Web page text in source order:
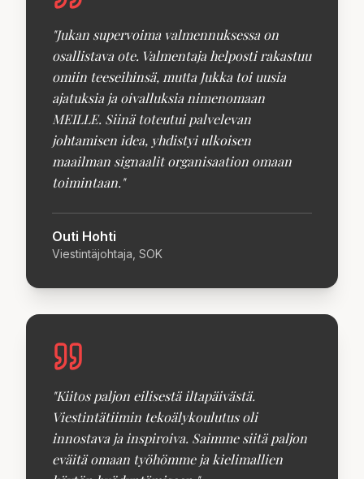
"Jukan supervoima valmennuksessa on
osallistava ote. Valmentaja helposti rakastuu
omiin teeseihinsä, mutta Jukka toi uusia
ajatuksia ja oivalluksia nimenomaan
MEILLE. Siinä toteutui palvelevan
johtamisen idea, yhdistyi ulkoisen
maailman signaalit organisaation omaan
toimintaan."
Outi Hohti
Viestintäjohtaja, SOK
"Kiitos paljon eilisestä iltapäivästä.
Viestintätiimin tekoälykoulutus oli
innostava ja inspiroiva. Saimme siitä paljon
eväitä omaan työhömme ja kielimallien